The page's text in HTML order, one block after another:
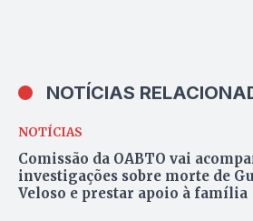
NOTÍCIAS
NOTÍCIAS
Comissão da OABTO vai
investigações sobre morte de
Veloso e prestar apoio à família